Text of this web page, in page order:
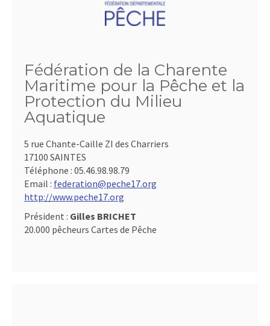
Fédération de la Charente
Maritime pour la Pêche et la
Protection du Milieu
Aquatique
5 rue Chante-Caille ZI des Charriers
17100 SAINTES
Téléphone : 05.46.98.98.79
Email : federation@peche17.org
http://www.peche17.org
Président : Gilles BRICHET
20.000 pêcheurs Cartes de Pêche